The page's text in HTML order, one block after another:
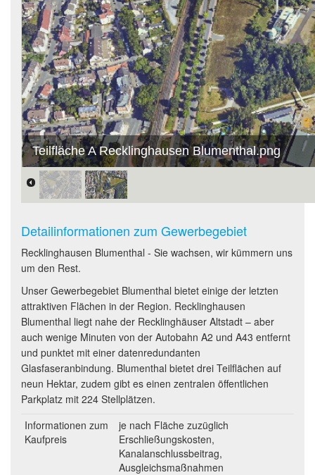
Teilfläche A Recklinghausen Blumenthal.png
Detailinformationen zum Gewerbegebiet
Recklinghausen Blumenthal - Sie wachsen, wir kümmern uns
um den Rest.
Unser Gewerbegebiet Blumenthal bietet einige der letzten
attraktiven Flächen in der Region. Recklinghausen
Blumenthal liegt nahe der Recklinghäuser Altstadt – aber
auch wenige Minuten von der Autobahn A2 und A43 entfernt
und punktet mit einer datenredundanten
Glasfaseranbindung. Blumenthal bietet drei Teilflächen auf
neun Hektar, zudem gibt es einen zentralen öffentlichen
Parkplatz mit 224 Stellplätzen.
Informationen zum
Kaufpreis
je nach Fläche zuzüglich
Erschließungskosten,
Kanalanschlussbeitrag,
Ausgleichsmaßnahmen